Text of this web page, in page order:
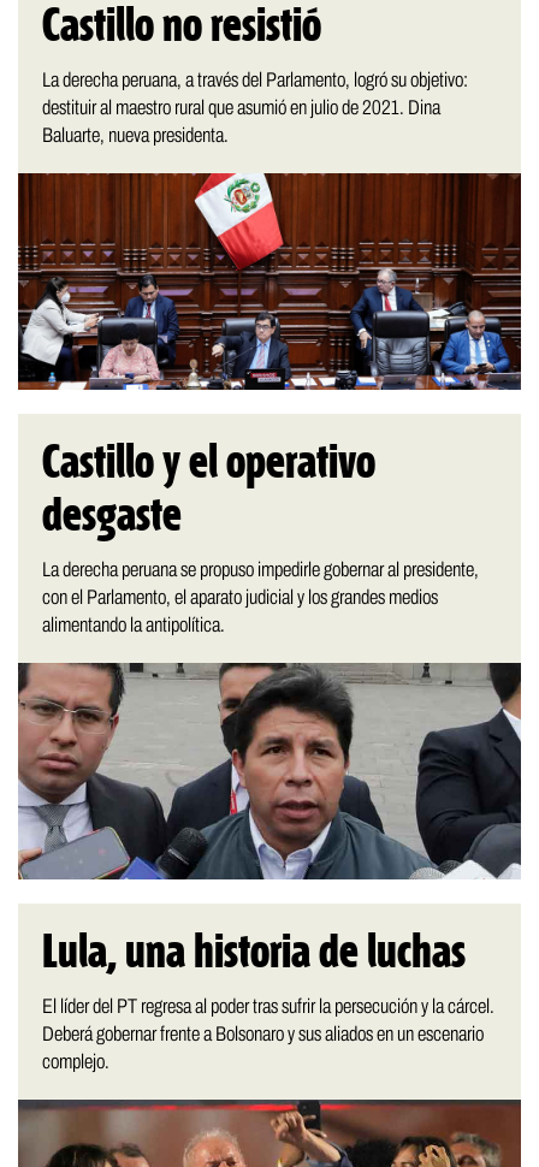
Castillo no resistió
La derecha peruana, a través del Parlamento, logró su objetivo:
destituir al maestro rural que asumió en julio de 2021. Dina
Baluarte, nueva presidenta.
Castillo y el operativo
desgaste
La derecha peruana se propuso impedirle gobernar al presidente,
con el Parlamento, el aparato judicial y los grandes medios
alimentando la antipolítica.
Lula, una historia de luchas
El líder del PT regresa al poder tras sufrir la persecución y la cárcel.
Deberá gobernar frente a Bolsonaro y sus aliados en un escenario
complejo.